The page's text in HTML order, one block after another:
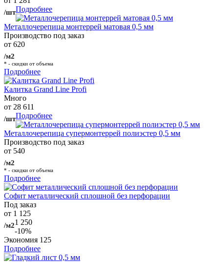
/штПодробнее
Металлочерепица монтеррей матовая 0,5 мм
Производство под заказ
от 620
/м2
* - скидки от объема
Подробнее
Калитка Grand Line Profi
Много
от 28 611
/штПодробнее
Металлочерепица супермонтеррей полиэстер 0,5 мм
Производство под заказ
от 540
/м2
* - скидки от объема
Подробнее
Софит металлический сплошной без перфорации
Под заказ
от 1 125
/м21 250
-10%
Экономия 125
Подробнее